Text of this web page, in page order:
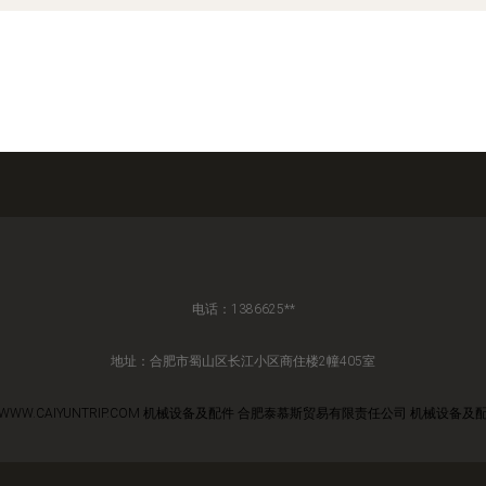
电话：1386625**
地址：合肥市蜀山区长江小区商住楼2幢405室
WWW.CAIYUNTRIP.COM 机械设备及配件 合肥泰慕斯贸易有限责任公司 机械设备及